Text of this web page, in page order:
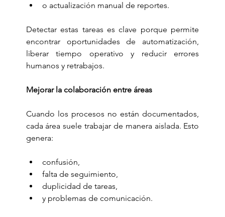
o actualización manual de reportes.
Detectar estas tareas es clave porque permite
encontrar oportunidades de automatización,
liberar tiempo operativo y reducir errores
humanos y retrabajos.
Mejorar la colaboración entre áreas
Cuando los procesos no están documentados,
cada área suele trabajar de manera aislada. Esto
genera:
confusión,
falta de seguimiento,
duplicidad de tareas,
y problemas de comunicación.